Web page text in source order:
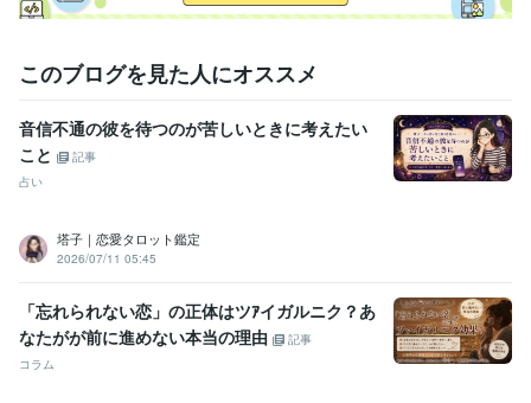
このブログを見た人にオススメ
音信不通の彼を待つのが苦しいときに考えたい
こと
記事
占い
塔子｜恋愛タロット鑑定
2026/07/11 05:45
「忘れられない恋」の正体はツｱイガルニク？あ
なたがが前に進めない本当の理由
記事
コラム